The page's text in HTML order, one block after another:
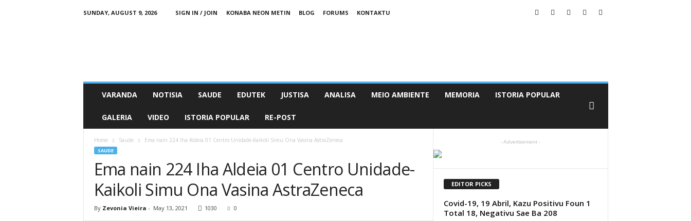
SUNDAY, AUGUST 9, 2026 SIGN IN / JOIN KONABA NEON METIN BLOG FORUMS
KONTAKTU
VARANDA NOTISIA SAUDE EDUTEK JUSTISA ANALISA MEIO AMBIENTE MEMORIA ISTORIA POPULAR
GALERIA VIDEO ISTORIA POPULAR RE-POST
Home Saude Ema nain 224 Iha Aldeia 01 Centro Unidade-Kaikoli Simu Ona Vasina AstraZeneca
SAUDE
Ema nain 224 Iha Aldeia 01 Centro Unidade-
Kaikoli Simu Ona Vasina AstraZeneca
By Zevonia Vieira - May 13, 2021 1030 0
- Advertisement -
EDITOR PICKS
Covid-19, 19 Abril, Kazu Positivu Foun 1
Total 18, Negativu Sae Ba 208